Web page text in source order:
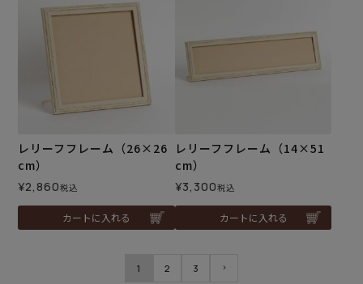
レリーフフレーム（26×26
cm）
¥2,860税込
カートに入れる
レリーフフレーム（14×51
cm）
¥3,300税込
カートに入れる
1 2 3